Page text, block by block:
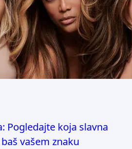
Pogledajte koja slavna
vašem znaku